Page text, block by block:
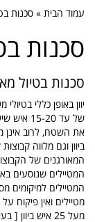
עמוד הבית » סכנות
סכנות
סכנות בטיול
יוון באופן כללי
של עד
את השטח, לרוב אינן
ביוון וגם מלווה
המטיילים שנוסעים
המטיילים למיקומים
מטיילים ואין פיקוח
מעל 25 איש